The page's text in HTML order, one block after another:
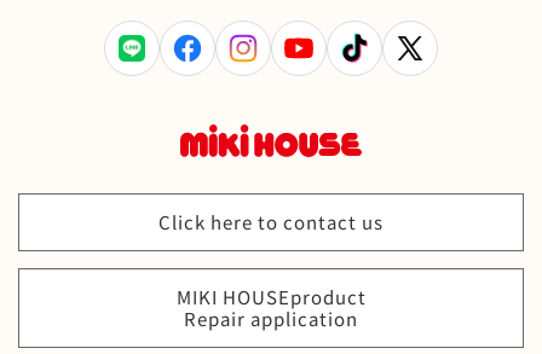
LINE FacebookInstagramYouTube TikTok
X
(Twitter)
Click here to contact us
MIKI HOUSEproduct
Repair application